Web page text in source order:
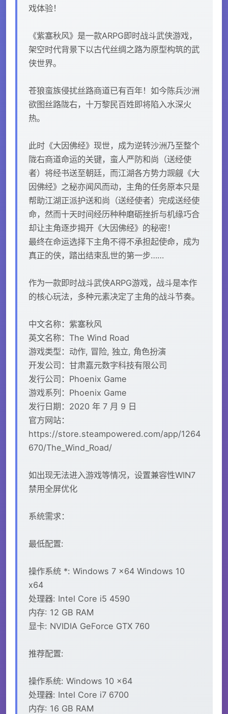
戏体验！
《紫塞秋风》是一款ARPG即时战斗武侠游戏，
架空时代背景下以古代丝绸之路为原型构筑的武
侠世界。
苍狼蛮族侵扰丝路商道已有百年！如今陈兵沙洲
欲图丝路陇右，十万黎民百姓即将陷入水深火
热。
此时《大因佛经》现世，成为逆转沙洲乃至整个
陇右商道命运的关键，蛮人严防和尚（送经使
者）将经书送至朝廷，而江湖各方势力觊觎《大
因佛经》之秘亦闻风而动，主角的任务原本只是
帮助江湖正派护送和尚（送经使者）完成送经使
命，然而十天时间经历种种磨砺挫折与机缘巧合
却让主角逐步揭开《大因佛经》的秘密！
最终在命运选择下主角不得不承担起使命，成为
真正的侠，踏出结束乱世的第一步……
作为一款即时战斗武侠ARPG游戏，战斗是本作
的核心玩法，多种元素决定了主角的战斗节奏。
中文名称：紫塞秋风
英文名称：The Wind Road
游戏类型：动作, 冒险, 独立, 角色扮演
开发公司：甘肃嘉元数字科技有限公司
发行公司：Phoenix Game
游戏系列：Phoenix Game
发行日期：2020 年 7 月 9 日
官方网站：
https://store.steampowered.com/app/1264
670/The_Wind_Road/
如出现无法进入游戏等情况，设置兼容性WIN7
禁用全屏优化
系统需求：
最低配置:
操作系统 *: Windows 7 x64 Windows 10
x64
处理器: Intel Core i5 4590
内存: 12 GB RAM
显卡: NVIDIA GeForce GTX 760
推荐配置:
操作系统: Windows 10 x64
处理器: Intel Core i7 6700
内存: 16 GB RAM